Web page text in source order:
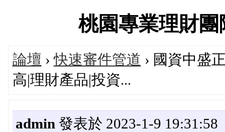
桃園專業理財
論壇 ›快速審件管道 › 國資中盛
高|理財產品|投資...
admin 發表於 2023-1-9 19:31:58